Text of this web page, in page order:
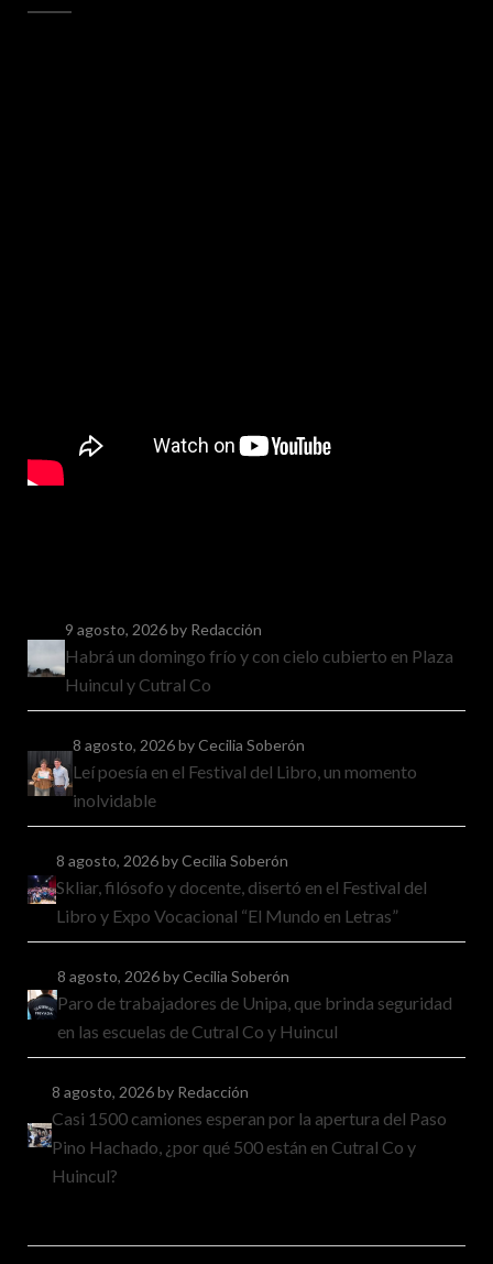
9 agosto, 2026by Redacción
Habrá un domingo frío y con cielo cubierto en Plaza
Huincul y Cutral Co
8 agosto, 2026by Cecilia Soberón
Leí poesía en el Festival del Libro, un momento
inolvidable
8 agosto, 2026by Cecilia Soberón
Skliar, filósofo y docente, disertó en el Festival del
Libro y Expo Vocacional “El Mundo en Letras”
8 agosto, 2026by Cecilia Soberón
Paro de trabajadores de Unipa, que brinda seguridad
en las escuelas de Cutral Co y Huincul
8 agosto, 2026by Redacción
Casi 1500 camiones esperan por la apertura del Paso
Pino Hachado, ¿por qué 500 están en Cutral Co y
Huincul?